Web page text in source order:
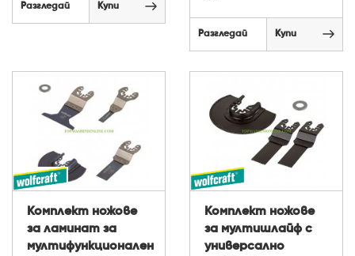
Разгледай Купи
Разгледай Купи
Комплект ножове
за ламинат за
мултифункционален
Комплект ножове
за мултишлайф с
универсално